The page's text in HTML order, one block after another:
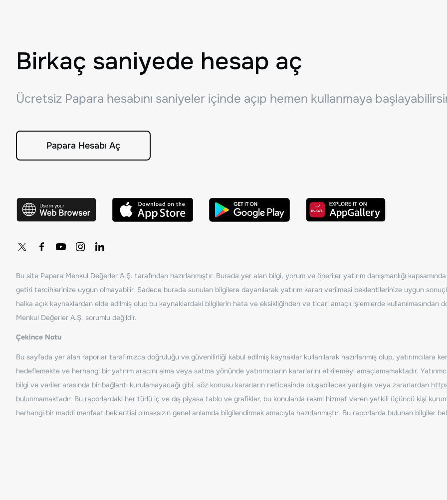
Birkaç saniyede hesap aç
Ücretsiz Papara hesabını saniyeler içinde açıp hemen kullanmaya
Papara Hesabı Aç
Bu site Papara Menkul Değerler A.Ş. tarafından hazırlanmıştır. Burada yer alan bilgi, yorum ve öneriler yatırım danışmanlığı
getiri tercihlerinize uygun olmayabilir. Sadece burada sunulan bilgilere dayanılarak yatırım kararı verilmesi beklentilerinize uygun
halka açık kaynaklardan elde edilmiş olup bu kaynaklardaki bilgilerin hata ve eksikliğinden ve ticari amaçlı işlemlerde
Menkul Değerler A.Ş. sorumlu değildir.
Çekince Notu
Bu sayfada yer alan raporlar tarafımızca doğruluğu ve güvenilirliği kabul edilmiş kaynaklar kullanılarak hazırlanmış olup, yatırımcılara
hedeflemekte ve herhangi bir yatırım aracını alma veya satma yönünde yatırımcıların kararlarını etkilemeyi amaçlamamaktadır.
bilgi ve veriler arasında bir bağlantı kurulamayacağı gibi, söz konusu kararların neticesinde oluşabilecek yanlışlık veya zararlardan
bulunmamaktadır. Bu raporlardaki her türlü iç ve dış piyasa tablo ve grafikler, bu konularda resmi hizmet veren yetkili üçüncü kişi
herhangi bir maddi menfaat beklentisi olmaksızın genel anlamda bilgilendirmek amacıyla hazırlanmıştır. Bu raporlarda bulunan bilgiler